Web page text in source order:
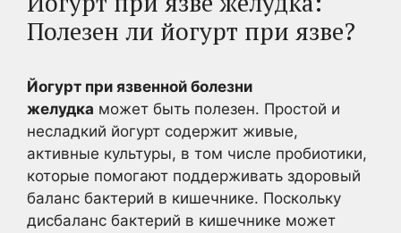
Полезен ли йогурт при язве?
Йогурт при язвенной болезни
желудка может быть полезен. Простой и
несладкий йогурт содержит живые,
активные культуры, в том числе пробиотики,
которые помогают поддерживать здоровый
баланс бактерий в кишечнике. Поскольку
дисбаланс бактерий в кишечнике может